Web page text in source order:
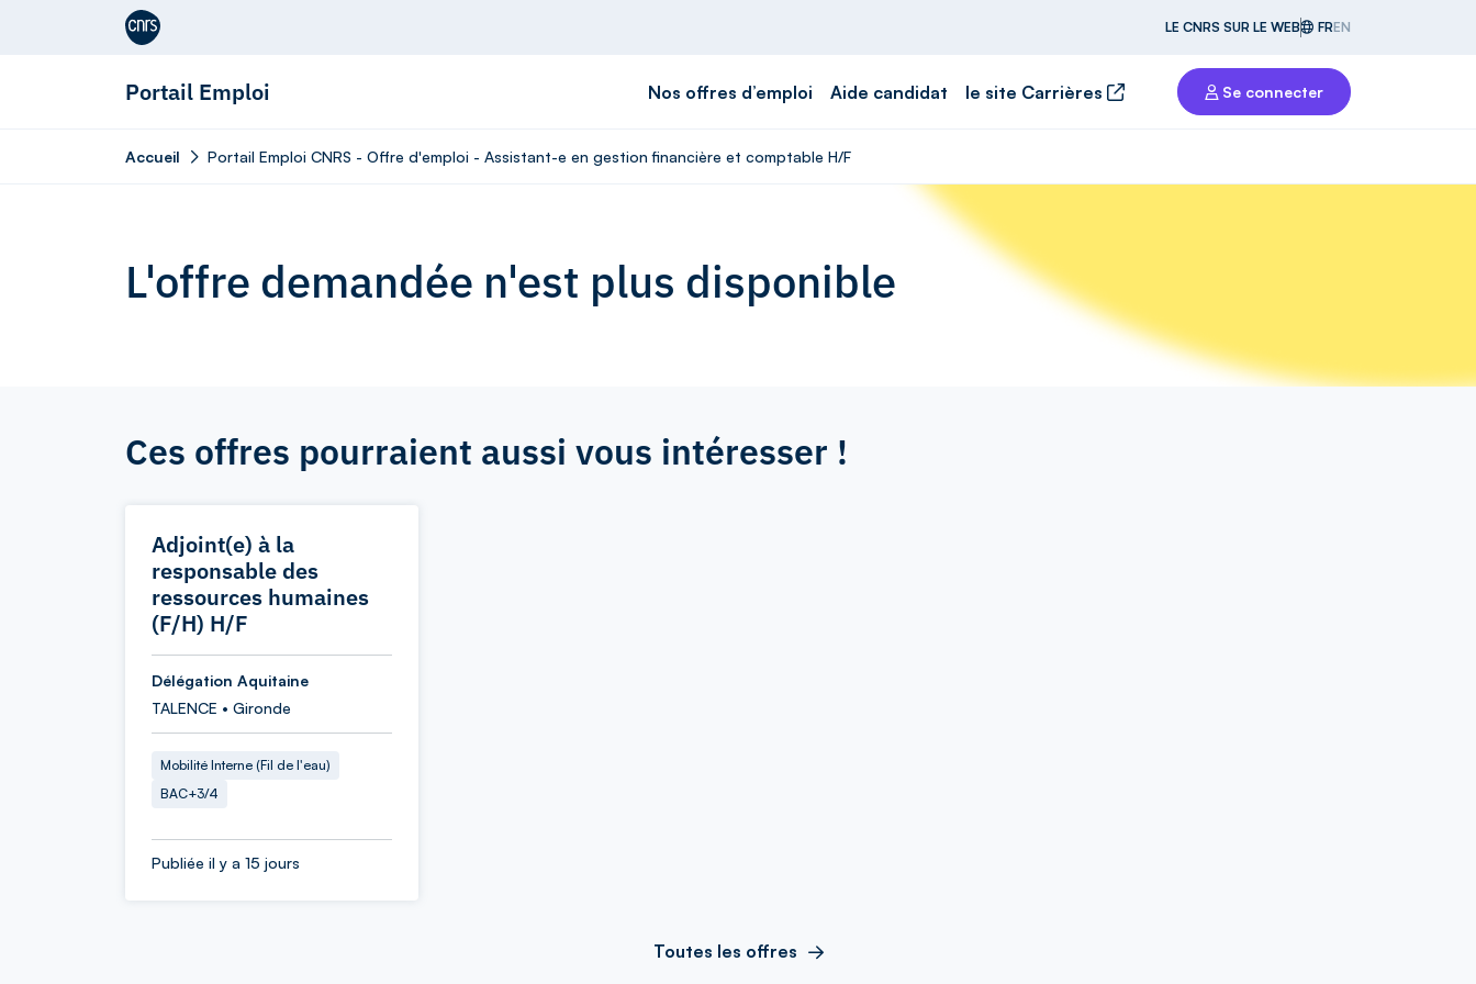
Aller au contenu
LE CNRS SUR LE WEB FREN
Portail Emploi Nos offres d’emploi Aide candidat le site Carrières Se connecter
Accueil Portail Emploi CNRS - Offre d'emploi - Assistant-e en gestion financière et comptable H/F
L'offre demandée n'est plus disponible
Ces offres pourraient aussi vous intéresser !
Adjoint(e) à la
responsable des
ressources humaines
(F/H) H/F
Délégation Aquitaine
TALENCE • Gironde
Mobilité Interne (Fil de l'eau)
BAC+3/4
Publiée il y a 15 jours
Toutes les offres